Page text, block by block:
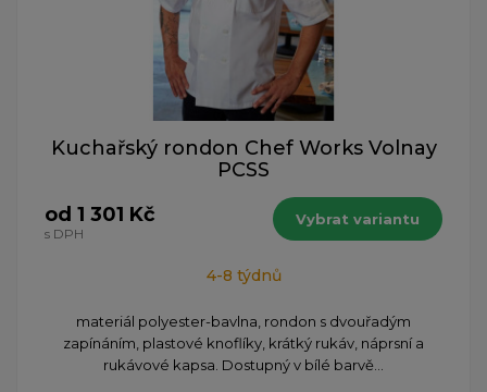
Kuchařský rondon Chef Works Volnay
PCSS
od 1 301 Kč
s DPH
Vybrat variantu
4-8 týdnů
materiál polyester-bavlna, rondon s dvouřadým
zapínáním, plastové knoflíky, krátký rukáv, náprsní a
rukávové kapsa. Dostupný v bílé barvě...